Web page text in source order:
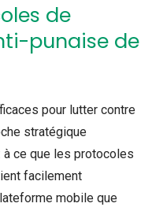
de
punaise de
pour lutter contre
stratégique
ce que les protocoles
facilement
mobile que